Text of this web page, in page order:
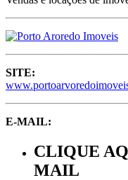
SITE:
E-MAIL:
CLIQUE
MAIL